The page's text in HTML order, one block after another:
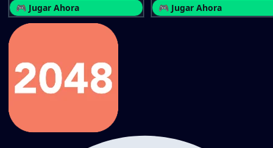
🎮 Jugar Ahora 🎮 Jugar Ahora